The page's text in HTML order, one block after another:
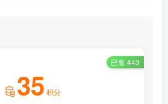
已售 443
35 积分